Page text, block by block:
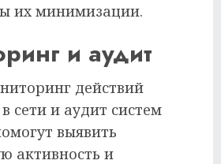
их минимизации.
и аудит
действий
сети и аудит систем
выявить
активность и